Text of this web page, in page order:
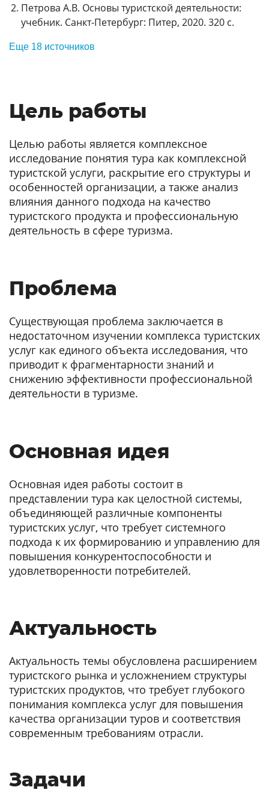
Петрова А.В. Основы туристской деятельности:
учебник. Санкт-Петербург: Питер, 2020. 320 с.
Еще 18 источников
Цель работы
Целью работы является комплексное
исследование понятия тура как комплексной
туристской услуги, раскрытие его структуры и
особенностей организации, а также анализ
влияния данного подхода на качество
туристского продукта и профессиональную
деятельность в сфере туризма.
Проблема
Существующая проблема заключается в
недостаточном изучении комплекса туристских
услуг как единого объекта исследования, что
приводит к фрагментарности знаний и
снижению эффективности профессиональной
деятельности в туризме.
Основная идея
Основная идея работы состоит в
представлении тура как целостной системы,
объединяющей различные компоненты
туристских услуг, что требует системного
подхода к их формированию и управлению для
повышения конкурентоспособности и
удовлетворенности потребителей.
Актуальность
Актуальность темы обусловлена расширением
туристского рынка и усложнением структуры
туристских продуктов, что требует глубокого
понимания комплекса услуг для повышения
качества организации туров и соответствия
современным требованиям отрасли.
Задачи